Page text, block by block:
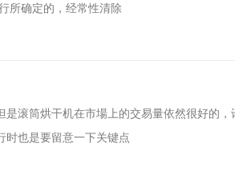
所确定的，经常性清除
滚筒烘干机在市場上的交易量依然很好的，
时也是要留意一下关键点